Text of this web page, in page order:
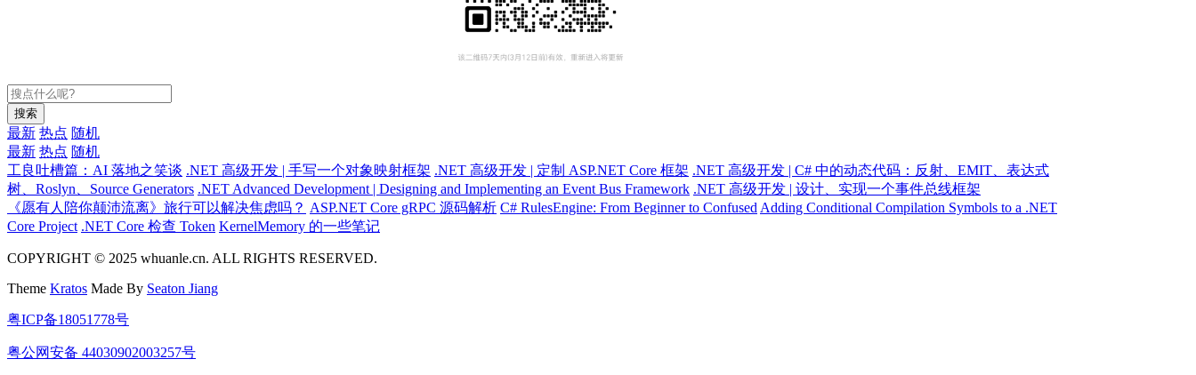
搜索
最新 热点 随机
最新 热点 随机
工良吐槽篇：AI 落地之笑谈 .NET 高级开发 | 手写一个对象映射框架 .NET 高级开发 | 定制 ASP.NET Core 框架 .NET 高级开发 | C# 中的动态代码：反射、EMIT、表达式
树、Roslyn、Source Generators .NET Advanced Development | Designing and Implementing an Event Bus Framework .NET 高级开发 | 设计、实现一个事件总线框架
《愿有人陪你颠沛流离》旅行可以解决焦虑吗？ ASP.NET Core gRPC 源码解析 C# RulesEngine: From Beginner to ConfusedAdding Conditional Compilation Symbols to a .NET
Core Project .NET Core 检查 Token KernelMemory 的一些笔记
COPYRIGHT © 2025 whuanle.cn. ALL RIGHTS RESERVED.
Theme Kratos Made By Seaton Jiang
粤ICP备18051778号
粤公网安备 44030902003257号